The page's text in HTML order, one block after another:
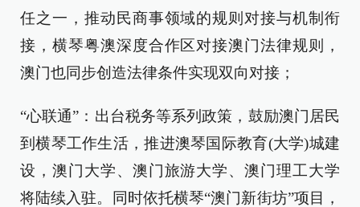
任之一，推动民商事领域的规则对接与机制衔
接，横琴粤澳深度合作区对接澳门法律规则，
澳门也同步创造法律条件实现双向对接；
“心联通”：出台税务等系列政策，鼓励澳门居民
到横琴工作生活，推进澳琴国际教育(大学)城建
设，澳门大学、澳门旅游大学、澳门理工大学
将陆续入驻。同时依托横琴“澳门新街坊”项目，